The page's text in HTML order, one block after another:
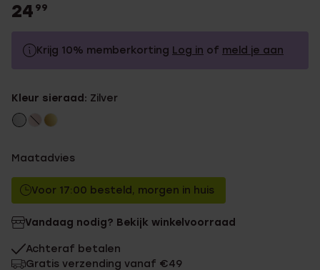
24 99
Krijg 10% memberkorting Log in of meld je aan
Zonder memberkorting
Kleur sieraad: Zilver
Maatadvies
Voor 17:00 besteld, morgen in huis
Vandaag nodig? Bekijk winkelvoorraad
Achteraf betalen
Gratis verzending vanaf €49